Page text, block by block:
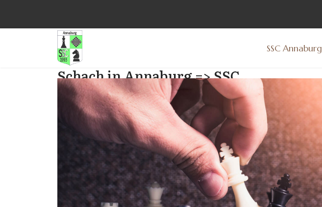
SSC Annaburg
Schach in Annaburg => SSC